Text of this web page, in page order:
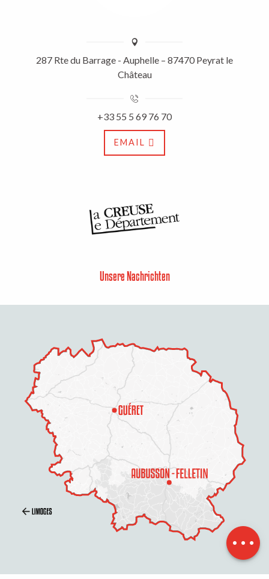
Beschreibung
Preise
Per E-Mail
kontaktieren
287 Rte du Barrage - Auphelle – 87470 Peyrat le
Château
+33 55 5 69 76 70
EMAIL
Unsere Nachrichten